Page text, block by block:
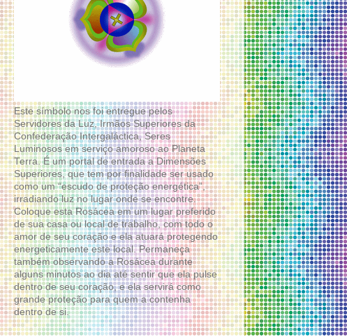
Este símbolo nos foi entregue pelos
Servidores da Luz, Irmãos Superiores da
Confederação Intergaláctica, Seres
Luminosos em serviço amoroso ao Planeta
Terra. É um portal de entrada a Dimensões
Superiores, que tem por finalidade ser usado
como um “escudo de proteção energética”,
irradiando luz no lugar onde se encontre.
Coloque esta Rosácea em um lugar preferido
de sua casa ou local de trabalho, com todo o
amor de seu coração e ela atuará protegendo
energeticamente este local. Permaneça
também observando a Rosácea durante
alguns minutos ao dia até sentir que ela pulse
dentro de seu coração, e ela servirá como
grande proteção para quem a contenha
dentro de si.